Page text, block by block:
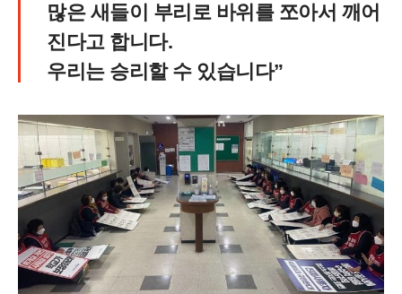
많은 새들이 부리로 바위를 쪼아서 깨어
진다고 합니다.
우리는 승리할 수 있습니다”